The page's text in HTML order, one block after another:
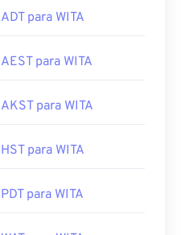
ADT para WITA
AEST para WITA
AKST para WITA
HST para WITA
PDT para WITA